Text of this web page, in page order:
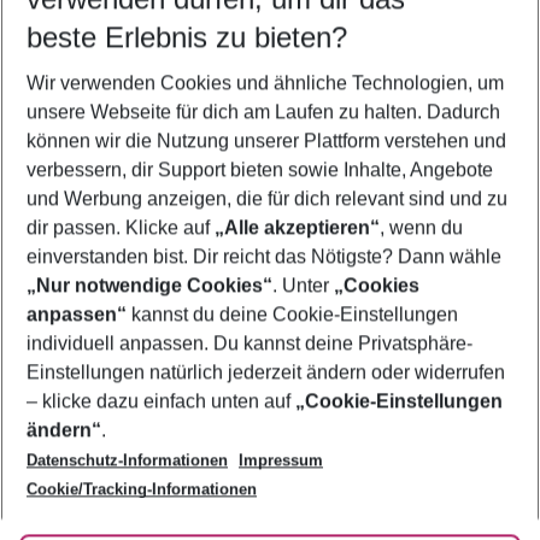
5-8 Nächte
2 Erwachsene Keine Kinder
Mehr Filter anzeigen
Footer
Footer navigation
Über uns
AGB
Bestpreisgarantie
Cookie-Einstellungen ändern
Cookie-Richtlinie
Agenturbetreuung
Barrierefreies Reisen
Folge uns
beste Erlebnis zu bieten?
Wir verwenden Cookies und ähnliche Technologien, um
unsere Webseite für dich am Laufen zu halten. Dadurch
können wir die Nutzung unserer Plattform verstehen und
verbessern, dir Support bieten sowie Inhalte, Angebote
und Werbung anzeigen, die für dich relevant sind und zu
dir passen. Klicke auf „Alle akzeptieren“, wenn du
einverstanden bist. Dir reicht das Nötigste? Dann wähle
„Nur notwendige Cookies“. Unter „Cookies
anpassen“ kannst du deine Cookie-Einstellungen
individuell anpassen. Du kannst deine Privatsphäre-
Einstellungen natürlich jederzeit ändern oder widerrufen
– klicke dazu einfach unten auf „Cookie-Einstellungen
ändern“.
Datenschutz-Informationen
Impressum
Cookie/Tracking-Informationen